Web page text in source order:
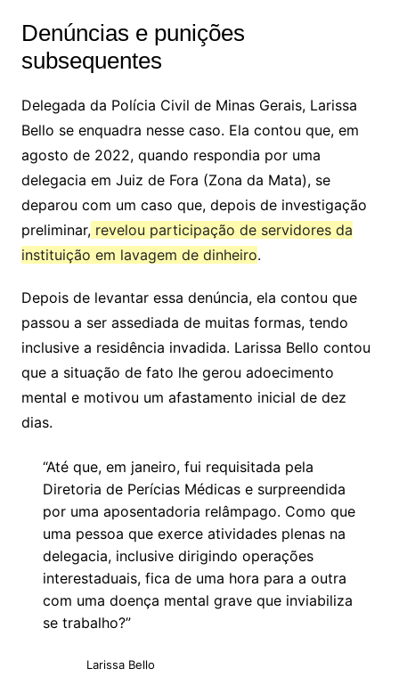
Denúncias e punições
subsequentes
Delegada da Polícia Civil de Minas Gerais, Larissa
Bello se enquadra nesse caso. Ela contou que, em
agosto de 2022, quando respondia por uma
delegacia em Juiz de Fora (Zona da Mata), se
deparou com um caso que, depois de investigação
preliminar,revelou participação de servidores da
instituição em lavagem de dinheiro.
Depois de levantar essa denúncia, ela contou que
passou a ser assediada de muitas formas, tendo
inclusive a residência invadida. Larissa Bello contou
que a situação de fato lhe gerou adoecimento
mental e motivou um afastamento inicial de dez
dias.
“Até que, em janeiro, fui requisitada pela
Diretoria de Perícias Médicas e surpreendida
por uma aposentadoria relâmpago. Como que
uma pessoa que exerce atividades plenas na
delegacia, inclusive dirigindo operações
interestaduais, fica de uma hora para a outra
com uma doença mental grave que inviabiliza
se trabalho?”
Larissa Bello